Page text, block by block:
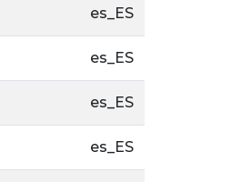
es_ES
es_ES
es_ES
es_ES